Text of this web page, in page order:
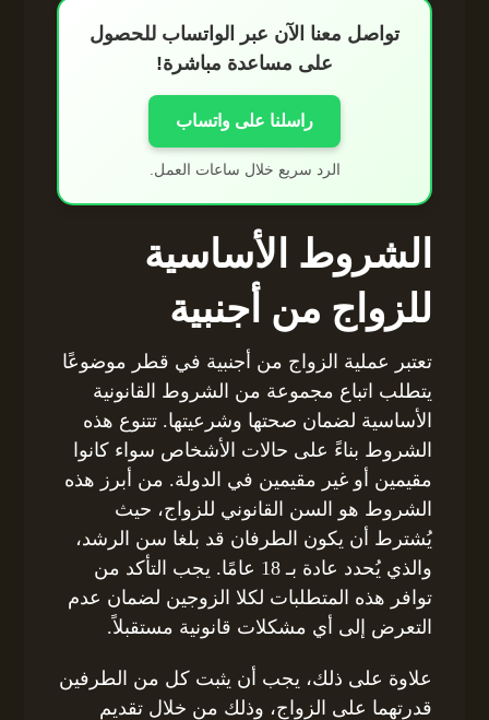
تواصل معنا الآن عبر الواتساب للحصول
على مساعدة مباشرة!
راسلنا على واتساب
الرد سريع خلال ساعات العمل.
الشروط الأساسية
للزواج من أجنبية
تعتبر عملية الزواج من أجنبية في قطر موضوعًا
يتطلب اتباع مجموعة من الشروط القانونية
الأساسية لضمان صحتها وشرعيتها. تتنوع هذه
الشروط بناءً على حالات الأشخاص سواء كانوا
مقيمين أو غير مقيمين في الدولة. من أبرز هذه
الشروط هو السن القانوني للزواج، حيث
يُشترط أن يكون الطرفان قد بلغا سن الرشد،
والذي يُحدد عادة بـ 18 عامًا. يجب التأكد من
توافر هذه المتطلبات لكلا الزوجين لضمان عدم
التعرض إلى أي مشكلات قانونية مستقبلاً.
علاوة على ذلك، يجب أن يثبت كل من الطرفين
قدرتهما على الزواج، وذلك من خلال تقديم